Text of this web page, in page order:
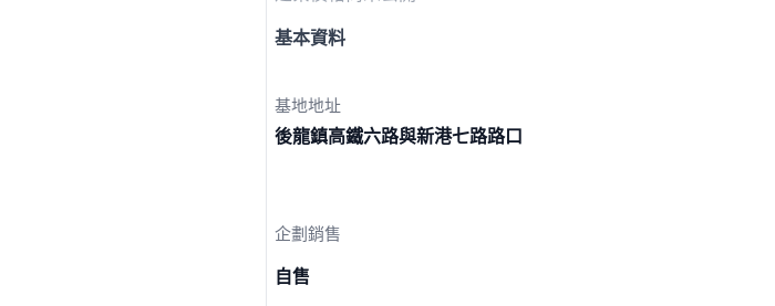
基本資料
基地地址
後龍鎮高鐵六路與新港七路路口
企劃銷售
自售